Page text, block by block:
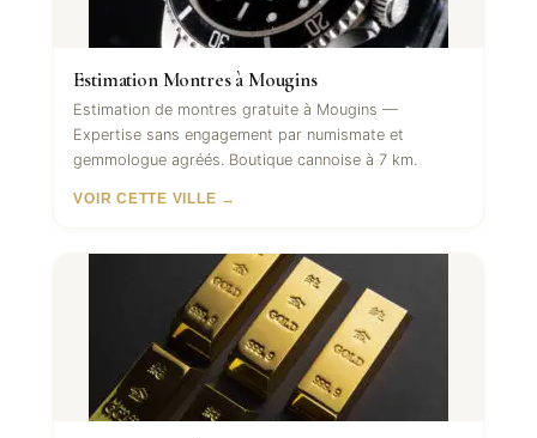
Estimation Montres à Mougins
Estimation de montres gratuite à Mougins —
Expertise sans engagement par numismate et
gemmologue agréés. Boutique cannoise à 7 km.
VOIR CETTE VILLE →